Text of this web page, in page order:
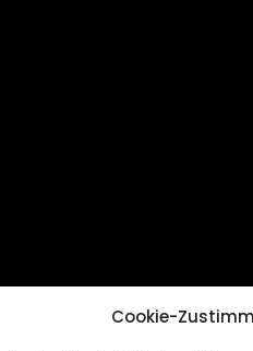
Cookie-